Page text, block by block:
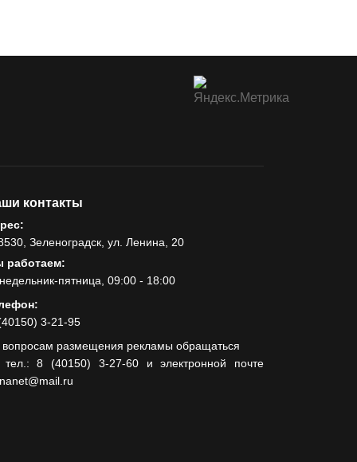
контакты
Зеленоградск, ул. Ленина, 20
работаем:
пятница, 09:00 - 18:00
3-21-95
размещения рекламы обращаться
тел.: 8 (40150) 3-27-60 и электронной почте